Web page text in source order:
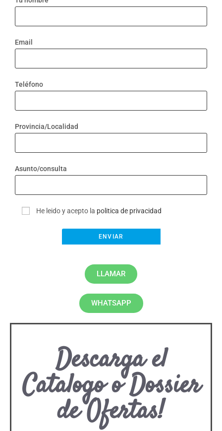
Email
Teléfono
Provincia/Localidad
Asunto/consulta
He leido y acepto la politica de privacidad
LLAMAR
WHATSAPP
Descarga el
Catalogo o Dossier
de Ofertas!